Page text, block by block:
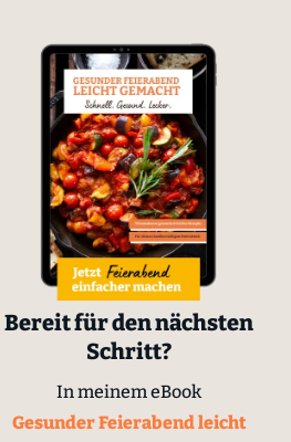
Bereit für den nächsten
Schritt?
In meinem eBook
Gesunder Feierabend leicht